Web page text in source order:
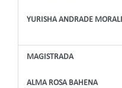
YURISHA ANDRADE
MAGISTRADA
ALMA ROSA BAHENA